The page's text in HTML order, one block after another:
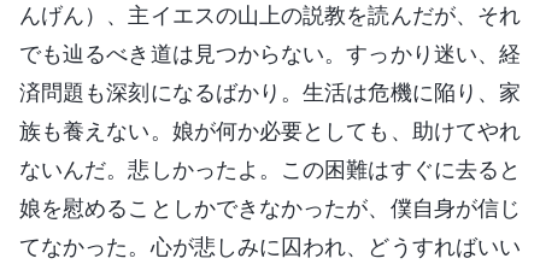
んげん）、主イエスの山上の説教を読んだが、それ
でも辿るべき道は見つからない。すっかり迷い、経
済問題も深刻になるばかり。生活は危機に陥り、家
族も養えない。娘が何か必要としても、助けてやれ
ないんだ。悲しかったよ。この困難はすぐに去ると
娘を慰めることしかできなかったが、僕自身が信じ
てなかった。心が悲しみに囚われ、どうすればいい